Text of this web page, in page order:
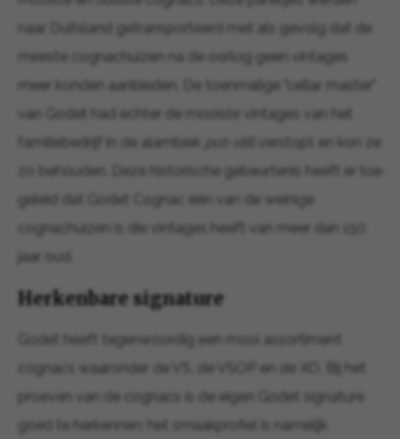
naar Duitsland getransporteerd met als gevolg dat de
meeste cognachuizen na de oorlog geen vintages
meer konden aanbieden. De toenmalige "cellar master"
van Godet had echter de mooiste vintages van het
familiebedrijf in de alambiek
pot-still
verstopt en kon ze
zo behouden. Deze historische gebeurtenis heeft er toe
geleid dat Godet Cognac één van de weinige
cognachuizen is die vintages heeft van meer dan 150
jaar oud.
Herkenbare signature
Godet heeft tegenwoordig een mooi assortiment
cognacs waaronder de VS, de VSOP en de XO. Bij het
proeven van de cognacs is de eigen Godet signature
goed te herkennen: het smaakprofiel is namelijk